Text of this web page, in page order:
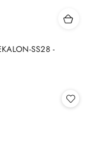
SS28 -